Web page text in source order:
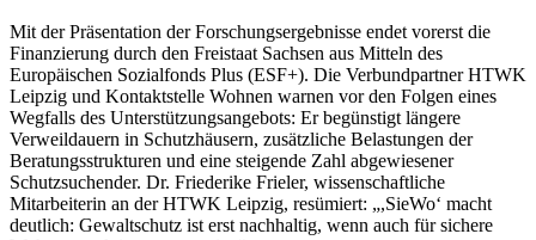
Mit der Präsentation der Forschungsergebnisse endet vorerst die
Finanzierung durch den Freistaat Sachsen aus Mitteln des
Europäischen Sozialfonds Plus (ESF+). Die Verbundpartner HTWK
Leipzig und Kontaktstelle Wohnen warnen vor den Folgen eines
Wegfalls des Unterstützungsangebots: Er begünstigt längere
Verweildauern in Schutzhäusern, zusätzliche Belastungen der
Beratungsstrukturen und eine steigende Zahl abgewiesener
Schutzsuchender. Dr. Friederike Frieler, wissenschaftliche
Mitarbeiterin an der HTWK Leipzig, resümiert: „,SieWo‘ macht
deutlich: Gewaltschutz ist erst nachhaltig, wenn auch für sichere